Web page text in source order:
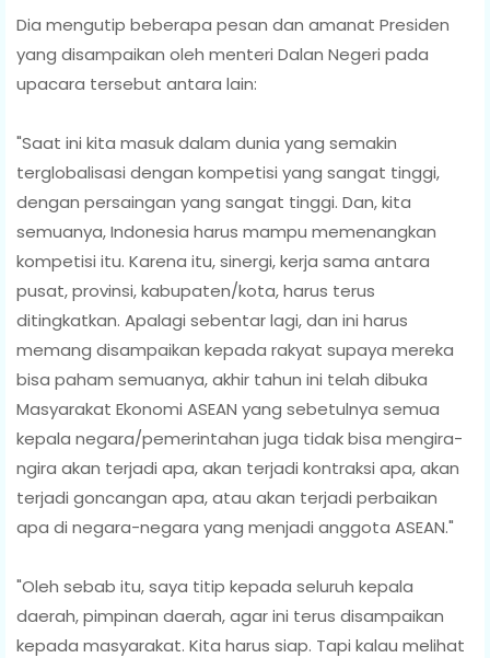
Dia mengutip beberapa pesan dan amanat Presiden
yang disampaikan oleh menteri Dalan Negeri pada
upacara tersebut antara lain:
"Saat ini kita masuk dalam dunia yang semakin
terglobalisasi dengan kompetisi yang sangat tinggi,
dengan persaingan yang sangat tinggi. Dan, kita
semuanya, Indonesia harus mampu memenangkan
kompetisi itu. Karena itu, sinergi, kerja sama antara
pusat, provinsi, kabupaten/kota, harus terus
ditingkatkan. Apalagi sebentar lagi, dan ini harus
memang disampaikan kepada rakyat supaya mereka
bisa paham semuanya, akhir tahun ini telah dibuka
Masyarakat Ekonomi ASEAN yang sebetulnya semua
kepala negara/pemerintahan juga tidak bisa mengira-
ngira akan terjadi apa, akan terjadi kontraksi apa, akan
terjadi goncangan apa, atau akan terjadi perbaikan
apa di negara-negara yang menjadi anggota ASEAN."
"Oleh sebab itu, saya titip kepada seluruh kepala
daerah, pimpinan daerah, agar ini terus disampaikan
kepada masyarakat. Kita harus siap. Tapi kalau melihat